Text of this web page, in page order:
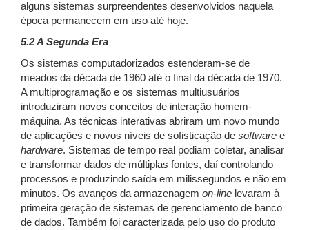
alguns sistemas surpreendentes desenvolvidos naquela
época permanecem em uso até hoje.
5.2 A Segunda Era
Os sistemas computadorizados estenderam-se de
meados da década de 1960 até o final da década de 1970.
A multiprogramação e os sistemas multiusuários
introduziram novos conceitos de interação homem-
máquina. As técnicas interativas abriram um novo mundo
de aplicações e novos níveis de sofisticação de software e
hardware. Sistemas de tempo real podiam coletar, analisar
e transformar dados de múltiplas fontes, daí controlando
processos e produzindo saída em milissegundos e não em
minutos. Os avanços da armazenagem on-line levaram à
primeira geração de sistemas de gerenciamento de banco
de dados. Também foi caracterizada pelo uso do produto